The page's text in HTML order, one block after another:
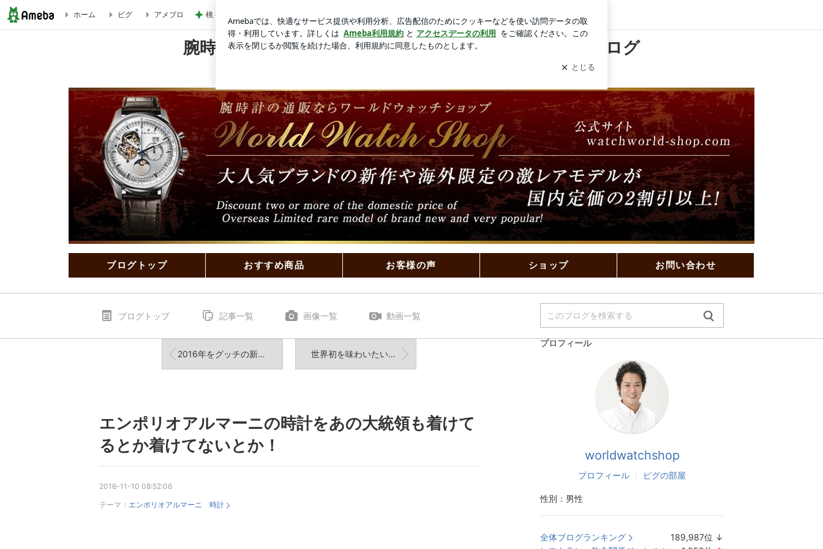
エンポリオアルマーニの時計をあの大統領も着けてるとか着けてないとか！ | 腕時計の通販店舗のワールドウォッチショップの店主ブログ
ホーム ピグ アメブロ 桃 初めての展示会と可愛いニット ログイン
腕時計の通販店舗のワールドウォッチショップの店主ブログ
ブログトップ 記事一覧 画像一覧 動画一覧
2016年をグッチの新作時計を見ずに終われると思うな！ 世界初を味わいたいならブローバの時計をその手に！
エンポリオアルマーニの時計をあの大統領も着けて
るとか着けてないとか！
2016-11-10 08:52:06
テーマ： エンポリオアルマーニ 時計
プロフィール
worldwatchshop
プロフィール ピグの部屋
性別： 男性
全体ブログランキング 189,987位 ↓
ブログトップ おすすめ商品 お客様の声 ショップ お問い合わせ